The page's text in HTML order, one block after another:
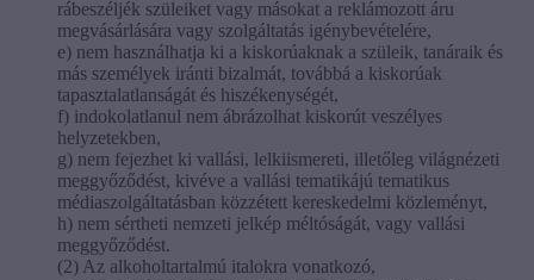
rábeszéljék szüleiket vagy másokat a reklámozott áru
megvásárlására vagy szolgáltatás igénybevételére,
e) nem használhatja ki a kiskorúaknak a szüleik, tanáraik és
más személyek iránti bizalmát, továbbá a kiskorúak
tapasztalatlanságát és hiszékenységét,
f) indokolatlanul nem ábrázolhat kiskorút veszélyes
helyzetekben,
g) nem fejezhet ki vallási, lelkiismereti, illetőleg világnézeti
meggyőződést, kivéve a vallási tematikájú tematikus
médiaszolgáltatásban közzétett kereskedelmi közleményt,
h) nem sértheti nemzeti jelkép méltóságát, vagy vallási
meggyőződést.
(2) Az alkoholtartalmú italokra vonatkozó,